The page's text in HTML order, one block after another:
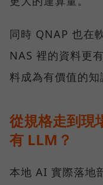
同時 QNAP 也在
NAS 裡的資料更
料成為有價值的知
從規格走到現
有 LLM？
本地 AI 實際落地